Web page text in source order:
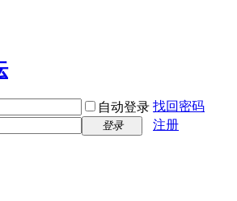
自动登录 找回密码
登录 注册